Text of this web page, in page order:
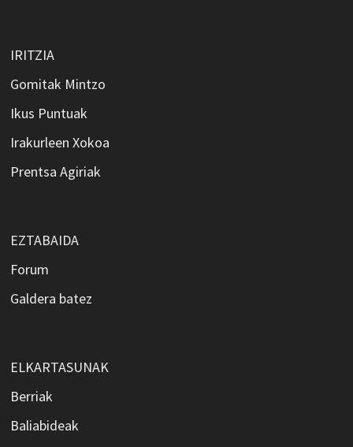
IRITZIA
Gomitak Mintzo
Ikus Puntuak
Irakurleen Xokoa
Prentsa Agiriak
EZTABAIDA
Forum
Galdera batez
ELKARTASUNAK
Berriak
Baliabideak